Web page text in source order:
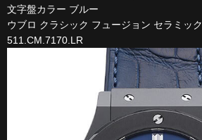
文字盤カラー ブルー
ウブロ クラシック フュージョン セラミッ
511.CM.7170.LR